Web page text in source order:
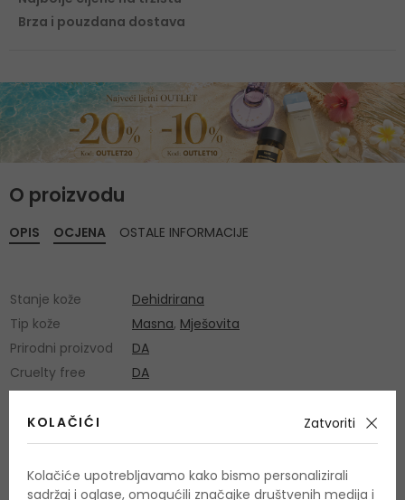
Brza i pouzdana dostava
O proizvodu
OPIS
Stanje kože
Dehidrirana
Tip kože
Masna, Mješovita
Prirodni proizvod
DA
Cruelty free
DA
OCJENA
Još nema recenzija za ovaj proizvod.Budite prvi.
OSTALE INFORMACIJE
KOLAČIĆI Zatvoriti
Kolačiće upotrebljavamo kako bismo personalizirali
sadržaj i oglase, omogućili značajke društvenih medija i